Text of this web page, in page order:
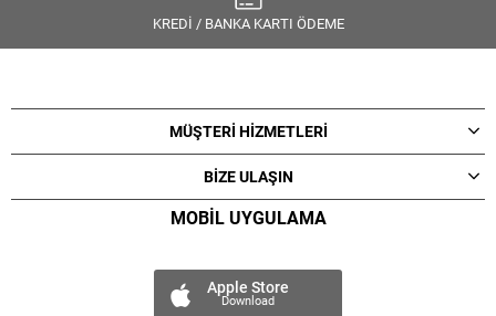
KREDİ / BANKA KARTI ÖDEME
MÜŞTERİ HİZMETLERİ
BİZE ULAŞIN
MOBİL UYGULAMA
Apple Store
Download